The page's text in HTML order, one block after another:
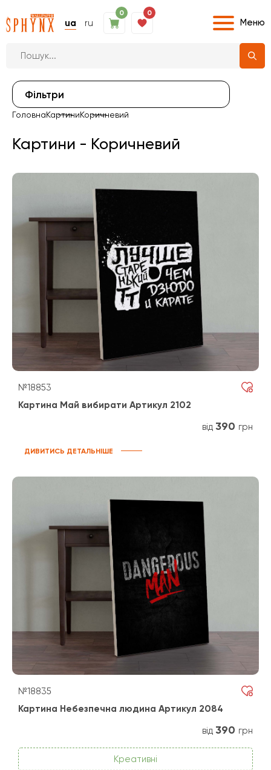
ua ru
0 0
Меню
Фiльтри
ГоловнаКартиниКоричневий
Картини - Коричневий
№18853
Картина Май вибирати Артикул 2102
від 390 грн
ДИВИТИСЬ ДЕТАЛЬНІШЕ
№18835
Картина Небезпечна людина Артикул 2084
від 390 грн
Креативні